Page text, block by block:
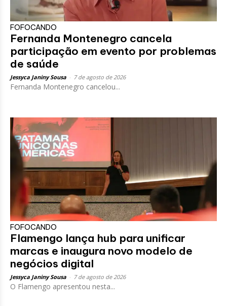
FOFOCANDO
Fernanda Montenegro cancela
participação em evento por problemas
de saúde
Jessyca Janiny Sousa 7 de agosto de 2026
Fernanda Montenegro cancelou...
FOFOCANDO
Flamengo lança hub para unificar
marcas e inaugura novo modelo de
negócios digital
Jessyca Janiny Sousa 7 de agosto de 2026
O Flamengo apresentou nesta...